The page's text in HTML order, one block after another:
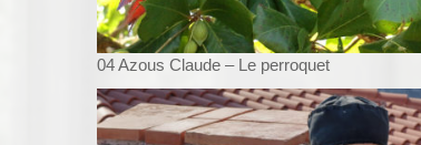
04 Azous Claude – Le perroquet